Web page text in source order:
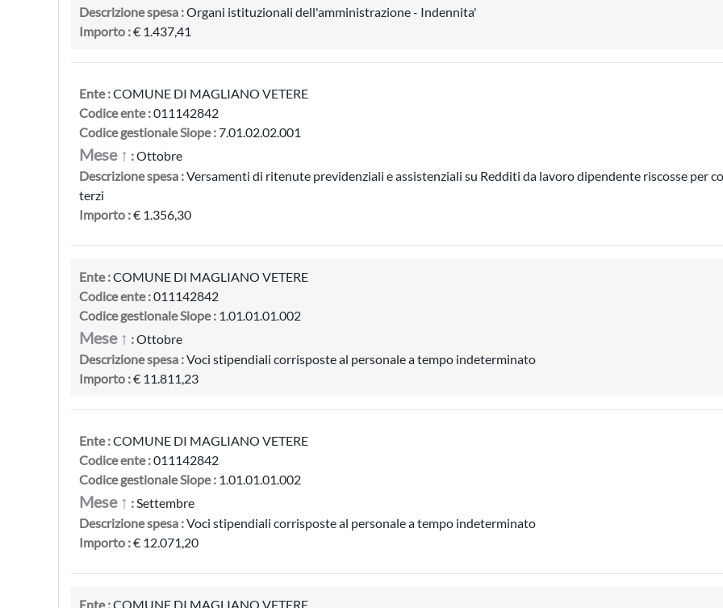
Descrizione spesa :Organi istituzionali dell'amministrazione - Indennita'
Importo :€ 1.437,41
Ente :COMUNE DI MAGLIANO VETERE
Codice ente :011142842
Codice gestionale Siope :7.01.02.02.001
Mese ↑ :Ottobre
Descrizione spesa :Versamenti di ritenute previdenziali e assistenziali su Redditi da lavoro dipendente riscosse per
terzi
Importo :€ 1.356,30
Ente :COMUNE DI MAGLIANO VETERE
Codice ente :011142842
Codice gestionale Siope : 1.01.01.01.002
Mese ↑ :Ottobre
Descrizione spesa :Voci stipendiali corrisposte al personale a tempo indeterminato
Importo :€ 11.811,23
Ente :COMUNE DI MAGLIANO VETERE
Codice ente :011142842
Codice gestionale Siope : 1.01.01.01.002
Mese ↑ :Settembre
Descrizione spesa :Voci stipendiali corrisposte al personale a tempo indeterminato
Importo :€ 12.071,20
Ente :COMUNE DI MAGLIANO VETERE